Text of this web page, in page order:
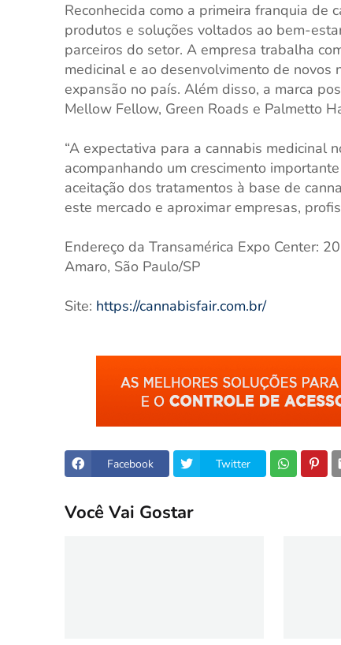
Reconhecida como a primeira franquia de
produtos e soluções voltados ao bem-
parceiros do setor. A empresa trabalha
medicinal e ao desenvolvimento de novos
expansão no país. Além disso, a marca
Mellow Fellow, Green Roads e Palmetto
“A expectativa para a cannabis medicinal
acompanhando um crescimento
aceitação dos tratamentos à base de
este mercado e aproximar empresas,
Endereço da Transamérica Expo Center:
Amaro, São Paulo/SP
Site: https://cannabisfair.com.br/
Facebook Twitter
Você Vai Gostar